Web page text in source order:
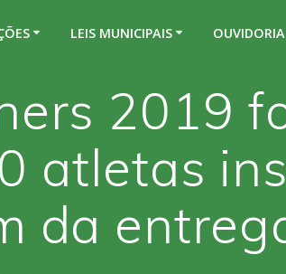
LEIS MUNICIPAIS OUVIDORIA
2019
atletas
da